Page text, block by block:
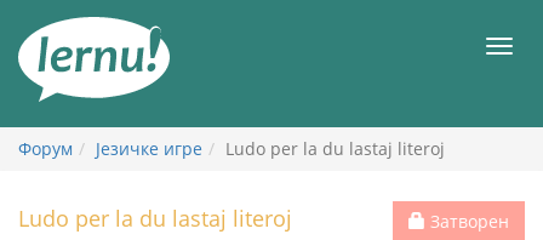
садржају
Форум Језичке игре Ludo per la du lastaj literoj
Затворен
Ludo per la du lastaj literoj